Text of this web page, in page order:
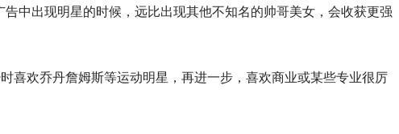
中出现明星的时候，远比出现其他不知名的帅哥美女，会收获更强
喜欢乔丹詹姆斯等运动明星，再进一步，喜欢商业或某些专业很厉